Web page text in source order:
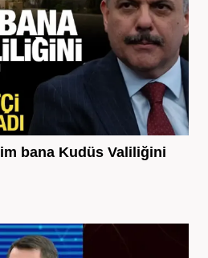
bana Kudüs Valiliğini